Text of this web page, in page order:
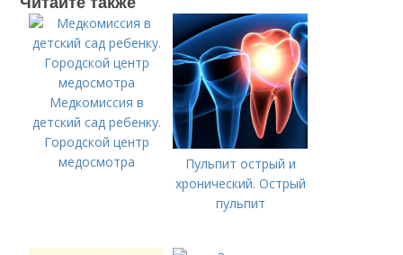
Медкомиссия в
детский сад ребенку.
Городской центр
медосмотра
Пульпит острый и
хронический. Острый
пульпит